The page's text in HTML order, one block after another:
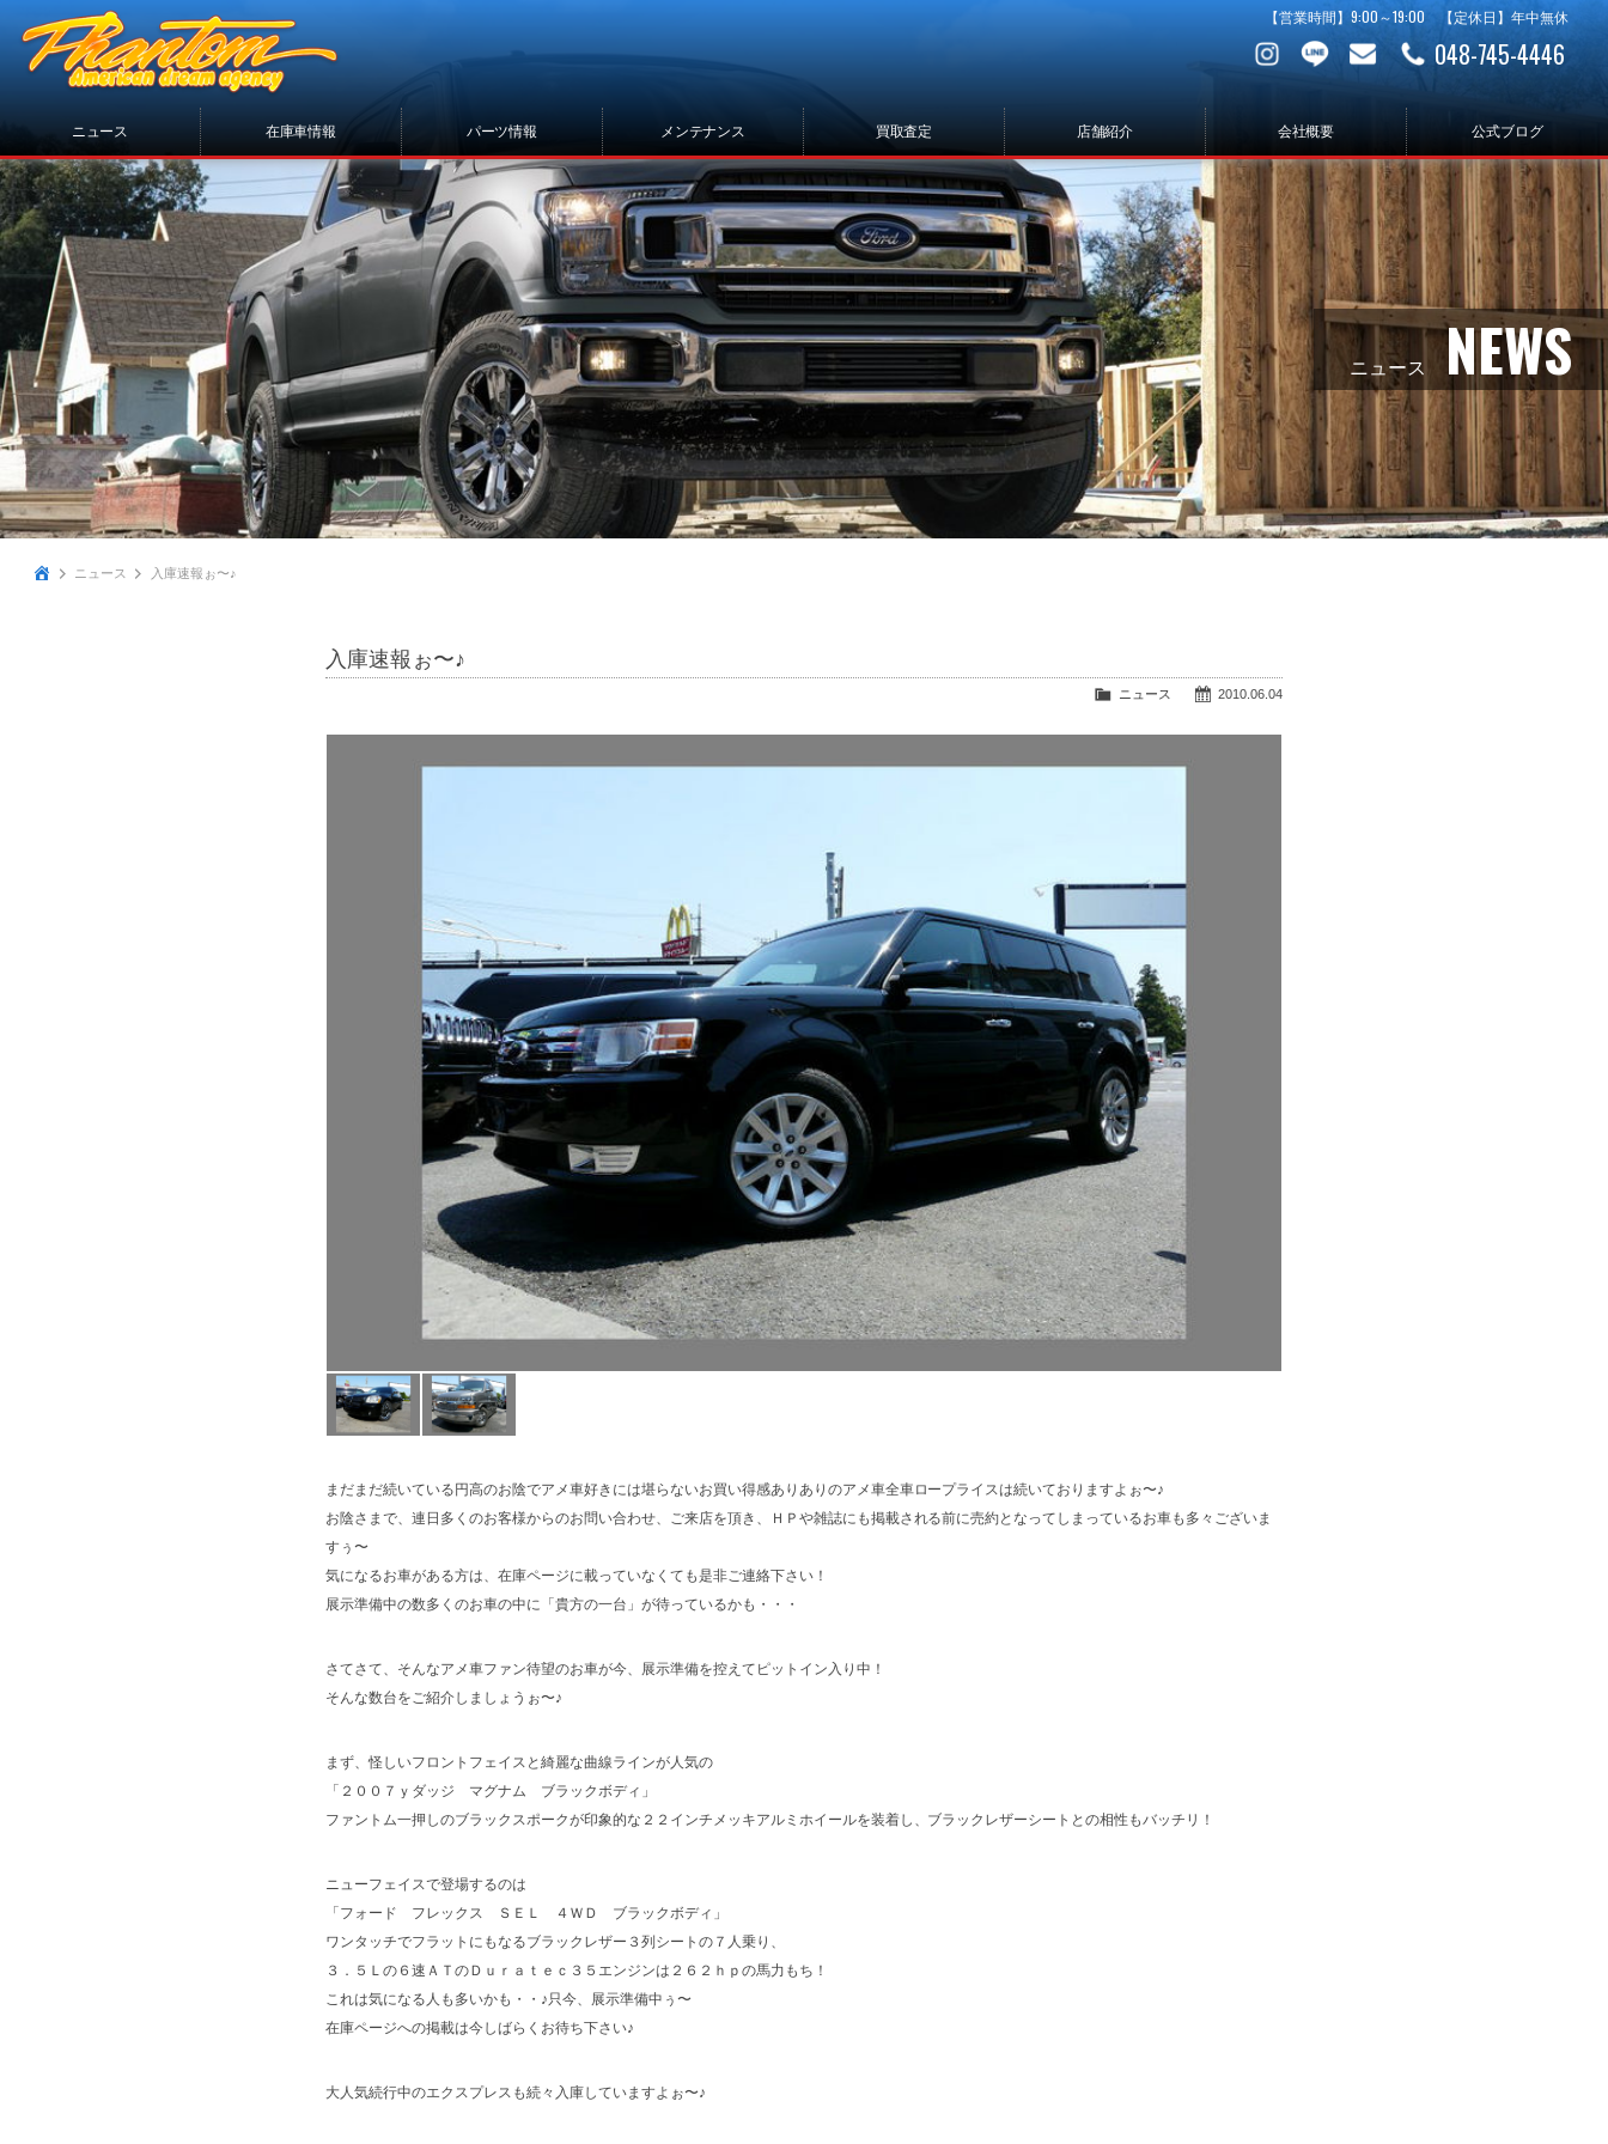
【営業時間】9:00～19:00 【定休日】年中無休
048-745-4446
ニュース 在庫車情報 パーツ情報 メンテナンス 買取査定 店舗紹介 会社概要 公式ブログ
ニュース NEWS
ニュース 入庫速報ぉ〜♪
入庫速報ぉ〜♪
2010.06.04
ニュース
まだまだ続いている円高のお陰でアメ車好きには堪らないお買い得感ありありのアメ車全車ロープライスは続いておりますよぉ〜♪
お陰さまで、連日多くのお客様からのお問い合わせ、ご来店を頂き、ＨＰや雑誌にも掲載される前に売約となってしまっているお車も多々ございま
すぅ〜
気になるお車がある方は、在庫ページに載っていなくても是非ご連絡下さい！
展示準備中の数多くのお車の中に「貴方の一台」が待っているかも・・・
さてさて、そんなアメ車ファン待望のお車が今、展示準備を控えてピットイン入り中！
そんな数台をご紹介しましょうぉ〜♪
まず、怪しいフロントフェイスと綺麗な曲線ラインが人気の
「２００７ｙダッジ マグナム ブラックボディ」
ファントム一押しのブラックスポークが印象的な２２インチメッキアルミホイールを装着し、ブラックレザーシートとの相性もバッチリ！
ニューフェイスで登場するのは
「フォード フレックス ＳＥＬ ４ＷＤ ブラックボディ」
ワンタッチでフラットにもなるブラックレザー３列シートの７人乗り、
３．５Ｌの６速ＡＴのＤｕｒａｔｅｃ３５エンジンは２６２ｈｐの馬力もち！
これは気になる人も多いかも・・♪只今、展示準備中ぅ〜
在庫ページへの掲載は今しばらくお待ち下さい♪
大人気続行中のエクスプレスも続々入庫していますよぉ〜♪